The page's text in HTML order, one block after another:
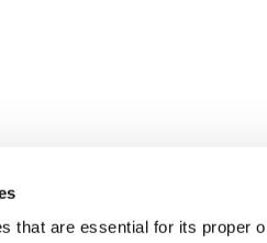
that are essential for its proper